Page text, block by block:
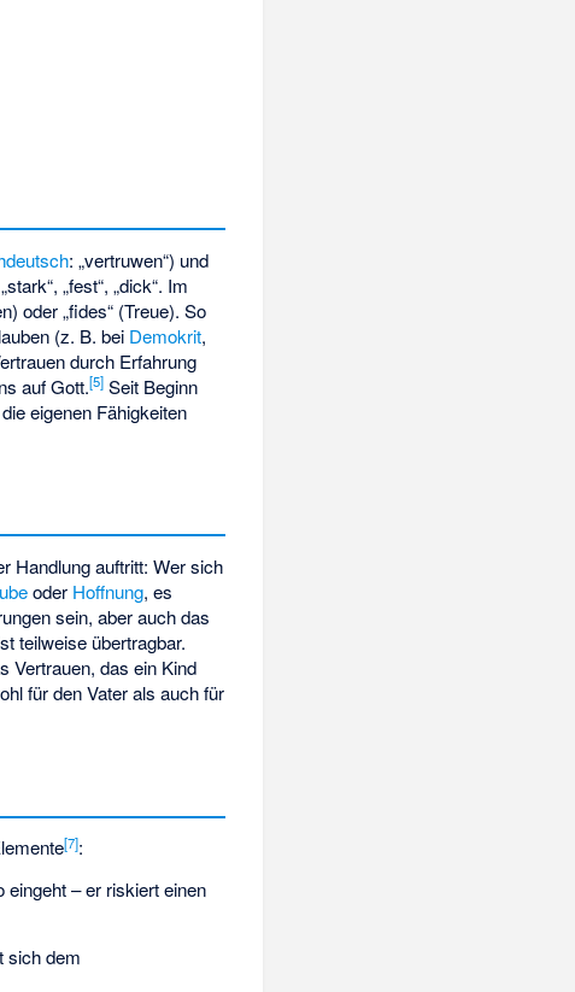
: „vertruwen“) und
„fest“, „dick“. Im
oder „fides“ (Treue). So
(z. B. bei Demokrit,
durch Erfahrung
auf Gott.[5] Seit Beginn
eigenen Fähigkeiten
Handlung auftritt: Wer sich
oder Hoffnung, es
sein, aber auch das
teilweise übertragbar.
Vertrauen, das ein Kind
für den Vater als auch für
[7]:
eingeht – er riskiert einen
sich dem